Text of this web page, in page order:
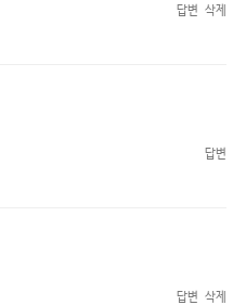
답변 삭제
답변
답변 삭제